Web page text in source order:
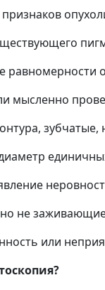
мысленно
не
или